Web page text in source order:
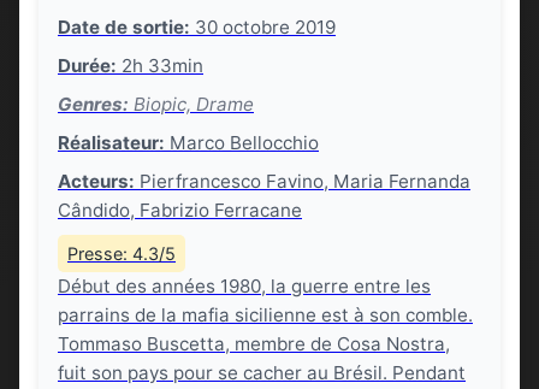
Date de sortie: 30 octobre 2019
Durée: 2h 33min
Genres: Biopic, Drame
Réalisateur: Marco Bellocchio
Acteurs: Pierfrancesco Favino, Maria Fernanda
Cândido, Fabrizio Ferracane
Presse: 4.3/5
Début des années 1980, la guerre entre les
parrains de la mafia sicilienne est à son comble.
Tommaso Buscetta, membre de Cosa Nostra,
fuit son pays pour se cacher au Brésil. Pendant